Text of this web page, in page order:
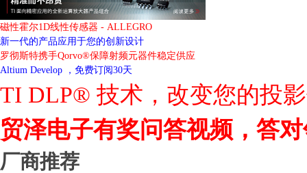
磁性霍尔1D线性传感器 - ALLEGRO
新一代的产品应用于您的创新设计
罗彻斯特携手Qorvo®保障射频元器件稳定供应
Altium Develop ，免费订阅30天
TI DLP® 技术，改变您的投
贸泽电子有奖问答视频，答
厂商推荐